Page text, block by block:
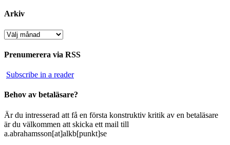
Arkiv
Arkiv
Prenumerera via RSS
Subscribe in a reader
Behov av betaläsare?
Är du intresserad att få en första konstruktiv kritik av en betaläsare
är du välkommen att skicka ett mail till
a.abrahamsson[at]alkb[punkt]se